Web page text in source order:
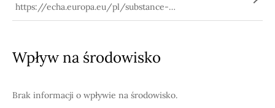
https://echa.europa.eu/pl/substance-
information/-/substanceinfo/100.074.215
Wpływ na środowisko
Brak informacji o wpływie na środowisko.